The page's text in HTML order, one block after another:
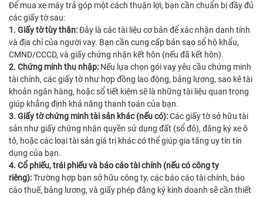
Để mua xe máy trả góp một cách thuận lợi, bạn cần chuẩn bị đầy đủ
các giấy tờ sau:
1. Giấy tờ tùy thân:Đây là các tài liệu cơ bản để xác nhận danh tính
và địa chỉ của người vay. Bạn cần cung cấp bản sao sổ hộ khẩu,
CMND/CCCD, và giấy chứng nhận kết hôn (nếu đã kết hôn).
2. Chứng minh thu nhập: Nếu lựa chọn gói vay yêu cầu chứng minh
tài chính, các giấy tờ như hợp đồng lao động, bảng lương, sao kê tài
khoản ngân hàng, hoặc sổ tiết kiệm sẽ là những tài liệu quan trọng
giúp khẳng định khả năng thanh toán của bạn.
3. Giấy tờ chứng minh tài sản khác (nếu có):Các giấy tờ sở hữu tài
sản như giấy chứng nhận quyền sử dụng đất (sổ đỏ), đăng ký xe ô
tô, hoặc các loại tài sản giá trị khác có thể giúp gia tăng uy tín tín
dụng của bạn.
4. Cổ phiếu, trái phiếu và báo cáo tài chính (nếu có công ty
riêng):Trường hợp bạn sở hữu công ty, các báo cáo tài chính, báo
cáo thuế, bảng lương, và giấy phép đăng ký kinh doanh sẽ cần thiết